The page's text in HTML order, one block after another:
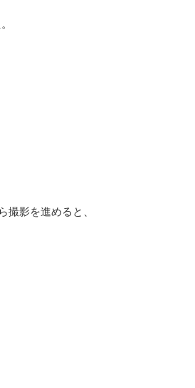
影を進めると、